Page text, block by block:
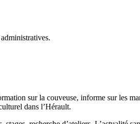
sur la couveuse, informe sur les
dans l’Hérault.